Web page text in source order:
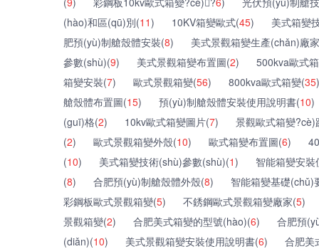
(hào)和區(qū)別(11) 10KV箱變歐式(45)
美式箱變
肥預(yù)制艙殼體安裝(8)
美式景觀箱變生產(chǎn)廠
參數(shù)(9) 美式景觀箱變布置圖(2)
500kva歐式
箱變安裝(7) 歐式景觀箱變(56) 800kva歐式箱變(35)
艙殼體布置圖(15) 預(yù)制艙殼體安裝使用說明書(10)
(guī)格(2) 10kv歐式箱變圖片(7)
景觀歐式箱變?cè)
(2) 歐式景觀箱變外殼(10) 歐式箱變布置圖(6)
(10) 美式箱變技術(shù)參數(shù)(1)
智能箱變安
(8) 合肥預(yù)制艙殼體外殼(8)
智能箱變基礎(chǔ)
彩鋼板歐式景觀箱變(5) 不銹鋼歐式景觀箱變廠家(5)
景觀箱變(2) 合肥美式箱變的型號(hào)(6)
合肥預
(diǎn)(10) 美式景觀箱變安裝使用說明書(6)
合肥美